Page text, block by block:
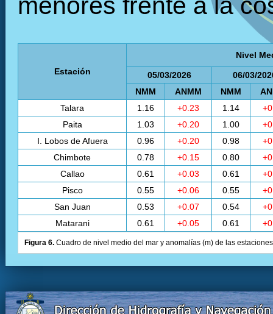
Estación
Nivel
05/03/2026
06/03/
NMM
ANMM NMM
Talara
1.16 +0.23 1.14
Paita
1.03 +0.20 1.00
I. Lobos de Afuera
0.96 +0.20 0.98
Chimbote
0.78 +0.15 0.80
Callao
0.61 +0.03 0.61
Pisco
0.55 +0.06 0.55
San Juan
0.53 +0.07 0.54
Matarani
0.61 +0.05 0.61
Figura 6. Cuadro de nivel medio del mar y anomalías (m) de las